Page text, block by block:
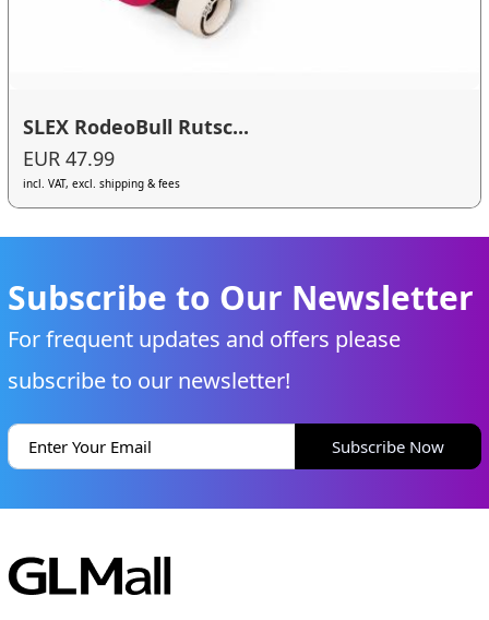
SLEX RodeoBull Rutsc...
EUR 47.99
incl. VAT, excl. shipping & fees
Subscribe to Our Newsletter
For frequent updates and offers please
subscribe to our newsletter!
Subscribe Now